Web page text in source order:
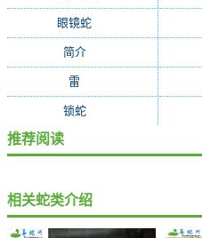
眼镜蛇
简介(1)
雷
锁蛇(1)
推荐阅读
相关蛇类介绍